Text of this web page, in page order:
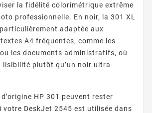
la fidélité colorimétrique extrême
professionnelle. En noir, la 301 XL
adaptée aux
A4 fréquentes, comme les
ou les documents administratifs, où
lisibilité plutôt qu’un noir ultra-
HP 301 peuvent rester
votre DeskJet 2545 est utilisée dans